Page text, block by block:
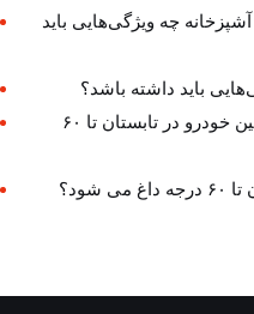
چه ویژگی‌هایی باید
باید داشته باشد؟
چرا کابین خودرو در تابستان تا ۶۰